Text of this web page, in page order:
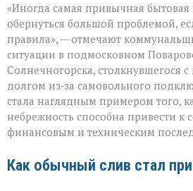
«Иногда самая привычная бытовая
обернуться большой проблемой,
правила», — отмечают
ситуации в подмосковном
Солнечногорска, столкнувшегося
долгом из‑за самовольного
стала наглядным примером того,
небрежность способна привести к
финансовым и техническим
Как обычный слив стал